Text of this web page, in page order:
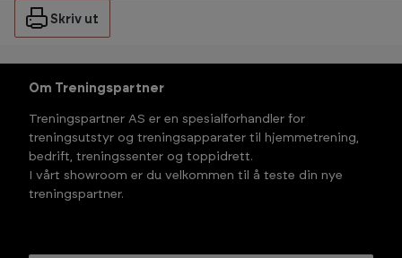
Skriv ut
Om Treningspartner
Treningspartner AS er en spesialforhandler for
treningsutstyr og treningsapparater til hjemmetrening,
bedrift, treningssenter og toppidrett.
I vårt showroom er du velkommen til å teste din nye
treningspartner.